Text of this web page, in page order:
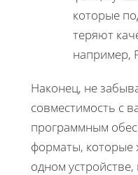
которые
теряют
например,
Наконец, не
совместимость с
программным
форматы,
одном